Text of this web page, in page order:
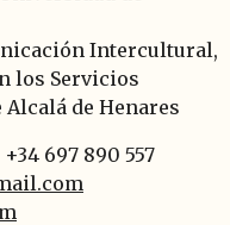
Intercultural,
los Servicios
de Henares
697 890 557